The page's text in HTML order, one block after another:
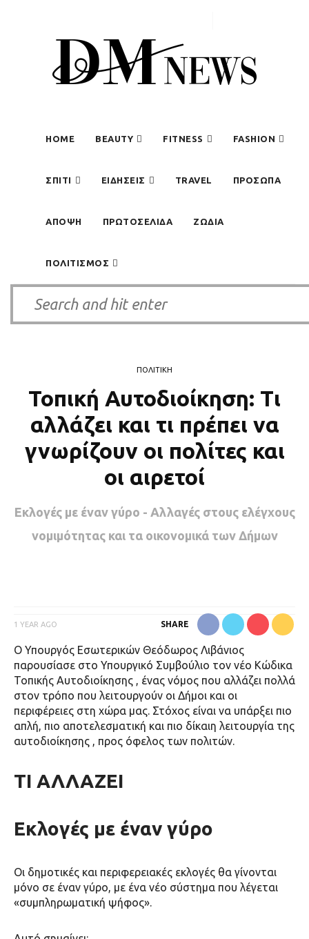
HOME BEAUTY FITNESS FASHION
ΣΠΙΤΙ ΕΙΔΗΣΕΙΣ TRAVEL ΠΡΟΣΩΠΑ
ΑΠΟΨΗ ΠΡΩΤΟΣΕΛΙΔΑ ΖΩΔΙΑ
ΠΟΛΙΤΙΣΜΟΣ
ΠΟΛΙΤΙΚΗ
Τοπική Αυτοδιοίκηση: Τι
αλλάζει και τι πρέπει να
γνωρίζουν οι πολίτες και
οι αιρετοί
Εκλογές με έναν γύρο - Αλλαγές στους ελέγχους
νομιμότητας και τα οικονομικά των Δήμων
1 YEAR AGO SHARE
Ο Υπουργός Εσωτερικών Θεόδωρος Λιβάνιος
παρουσίασε στο Υπουργικό Συμβούλιο τον νέο Κώδικα
Τοπικής Αυτοδιοίκησης , ένας νόμος που αλλάζει πολλά
στον τρόπο που λειτουργούν οι Δήμοι και οι
περιφέρειες στη χώρα μας. Στόχος είναι να υπάρξει πιο
απλή, πιο αποτελεσματική και πιο δίκαιη λειτουργία της
αυτοδιοίκησης , προς όφελος των πολιτών.
ΤΙ ΑΛΛΑΖΕΙ
Εκλογές με έναν γύρο
Οι δημοτικές και περιφερειακές εκλογές θα γίνονται
μόνο σε έναν γύρο, με ένα νέο σύστημα που λέγεται
«συμπληρωματική ψήφος».